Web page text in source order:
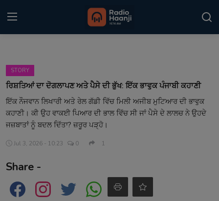
Home
Punjabi Podcast
Kitaab Kahani
Gallery
Sponsors
Matrimonial
STORY
ਰਿਸ਼ਤਿਆਂ ਦਾ ਦੋਗਲਾਪਣ ਅਤੇ ਪੈਸੇ ਦੀ ਭੁੱਖ: ਇੱਕ ਭਾਵੁਕ ਪੰਜਾਬੀ ਕਹਾਣੀ
ਇੱਕ ਨੌਜਵਾਨ ਲਿਖਾਰੀ ਅਤੇ ਰੇਲ ਗੱਡੀ ਵਿੱਚ ਮਿਲੀ ਅਜੀਬ ਮੁਟਿਆਰ ਦੀ ਭਾਵੁਕ
ਕਹਾਣੀ। ਕੀ ਉਹ ਵਾਕਈ ਪਿਆਰ ਦੀ ਭਾਲ ਵਿੱਚ ਸੀ ਜਾਂ ਪੈਸੇ ਦੇ ਲਾਲਚ ਨੇ ਉਹਦੇ
ਜਜ਼ਬਾਤਾਂ ਨੂੰ ਬਦਲ ਦਿੱਤਾ? ਜ਼ਰੂਰ ਪੜ੍ਹੋ।
Jul 3, 2026 - 10:23 0 1
Share -